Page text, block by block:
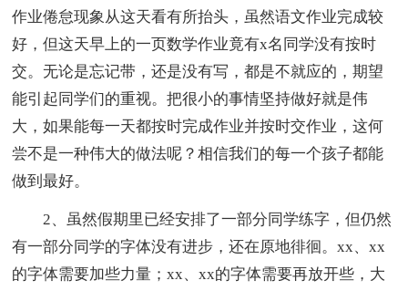
作业倦怠现象从这天看有所抬头，虽然语文作业完成较
好，但这天早上的一页数学作业竟有x名同学没有按时
交。无论是忘记带，还是没有写，都是不就应的，期望
能引起同学们的重视。把很小的事情坚持做好就是伟
大，如果能每一天都按时完成作业并按时交作业，这何
尝不是一种伟大的做法呢？相信我们的每一个孩子都能
做到最好。
2、虽然假期里已经安排了一部分同学练字，但仍然
有一部分同学的字体没有进步，还在原地徘徊。xx、xx
的字体需要加些力量；xx、xx的字体需要再放开些，大